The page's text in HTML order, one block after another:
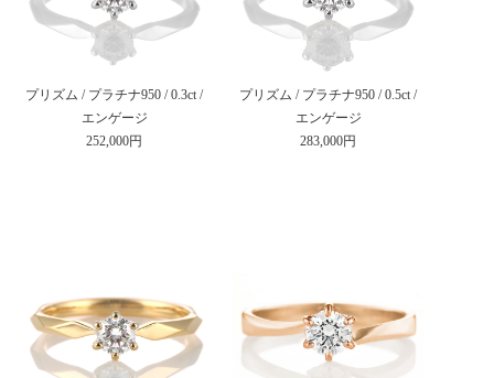
プリズム / プラチナ950 / 0.3ct /
エンゲージ
252,000円
プリズム / プラチナ950 / 0.5ct /
エンゲージ
283,000円